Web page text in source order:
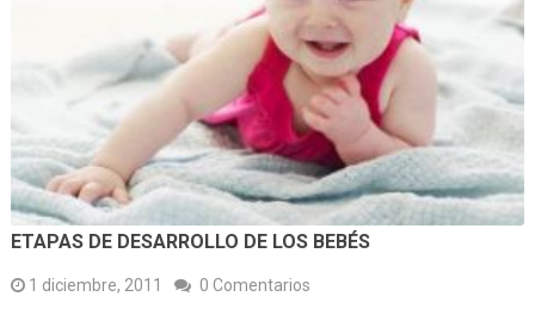
ETAPAS DE DESARROLLO DE LOS BEBÉS
1 diciembre, 2011 0 Comentarios